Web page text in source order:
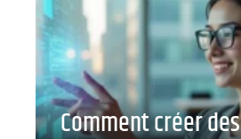
Comment créer des